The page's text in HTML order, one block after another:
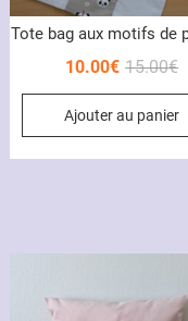
Tote bag aux motifs de
15.00€Le
10.00€
Le
Ajouter au panier